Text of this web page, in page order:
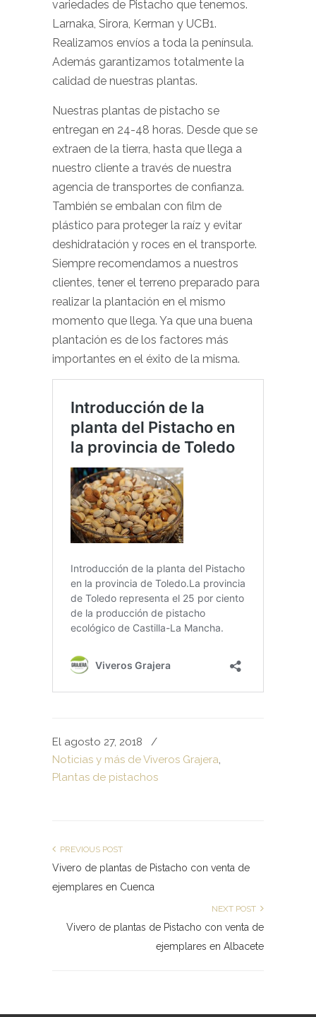
variedades de Pistacho que tenemos.
Larnaka, Sirora, Kerman y UCB1.
Realizamos envíos a toda la península.
Además garantizamos totalmente la
calidad de nuestras plantas.
Nuestras plantas de pistacho se
entregan en 24-48 horas. Desde que se
extraen de la tierra, hasta que llega a
nuestro cliente a través de nuestra
agencia de transportes de confianza.
También se embalan con film de
plástico para proteger la raíz y evitar
deshidratación y roces en el transporte.
Siempre recomendamos a nuestros
clientes, tener el terreno preparado para
realizar la plantación en el mismo
momento que llega. Ya que una buena
plantación es de los factores más
importantes en el éxito de la misma.
El agosto 27, 2018
/
Noticias y más de Viveros Grajera,
Plantas de pistachos
PREVIOUS POST
Vivero de plantas de Pistacho con venta de
ejemplares en Cuenca
NEXT POST
Vivero de plantas de Pistacho con venta de
ejemplares en Albacete